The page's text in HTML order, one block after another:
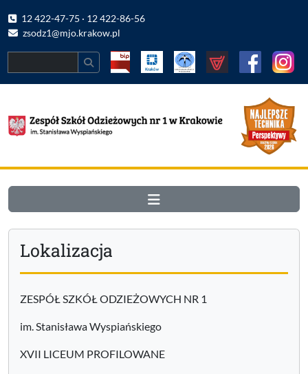
12 422-47-75 · 12 422-86-56
zsodz1@mjo.krakow.pl
Lokalizacja
ZESPÓŁ SZKÓŁ ODZIEŻOWYCH NR 1
im. Stanisława Wyspiańskiego
XVII LICEUM PROFILOWANE